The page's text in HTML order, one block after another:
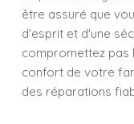
être assuré que
d'esprit et d'une
compromettez pas
confort de votre
des réparations